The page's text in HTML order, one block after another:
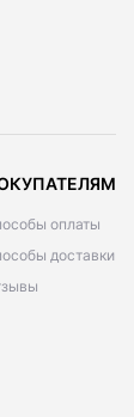
оплаты
доставки